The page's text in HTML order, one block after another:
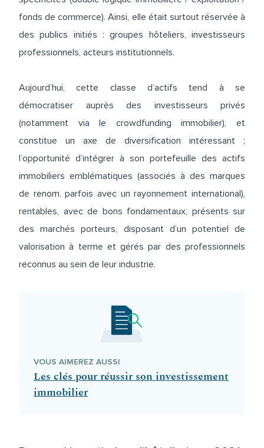
fonds de commerce). Ainsi, elle était surtout réservée à
des publics initiés : groupes hôteliers, investisseurs
professionnels, acteurs institutionnels.
Aujourd’hui, cette classe d’actifs tend à se
démocratiser auprès des investisseurs privés
(notamment via le crowdfunding immobilier), et
constitue un axe de diversification intéressant ;
l’opportunité d’intégrer à son portefeuille des actifs
immobiliers emblématiques (associés à des marques
de renom, parfois avec un rayonnement international),
rentables, avec de bons fondamentaux, présents sur
des marchés porteurs, disposant d’un potentiel de
valorisation à terme et gérés par des professionnels
reconnus au sein de leur industrie.
VOUS AIMEREZ AUSSI
Les clés pour réussir son investissement
immobilier